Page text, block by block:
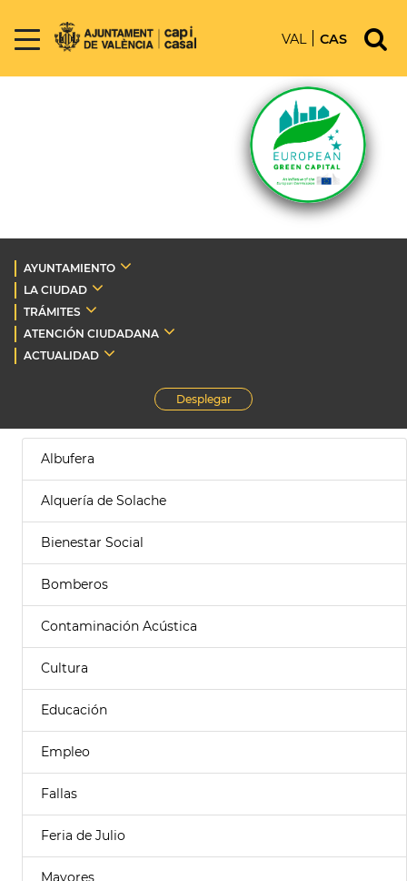
VAL CAS
AYUNTAMIENTO
LA CIUDAD
TRÁMITES
ATENCIÓN CIUDADANA
ACTUALIDAD
Desplegar
Albufera
Alquería de Solache
Bienestar Social
Bomberos
Contaminación Acústica
Cultura
Educación
Empleo
Fallas
Feria de Julio
Mayores